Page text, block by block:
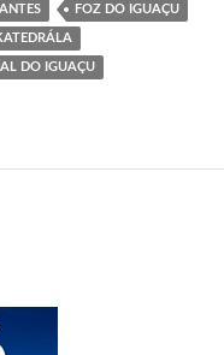
FOZ DO IGUAÇU
DO IGUAÇU